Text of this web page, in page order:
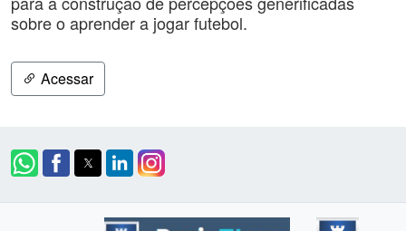
sobre o aprender a jogar futebol.
Acessar